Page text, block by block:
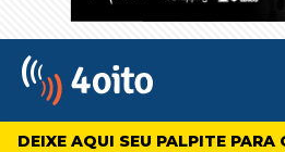
4oito
DEIXE AQUI SEU PALPITE